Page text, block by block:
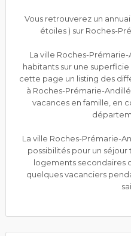
Vous retrouverez un
étoiles ) sur Roches-
La ville Roches-
habitants sur une
cette page un listing des
à Roches-Prémarie-
vacances en famille, en
La ville Roches-Prémarie-
possibilités pour un
logements secondaires
quelques vacanciers